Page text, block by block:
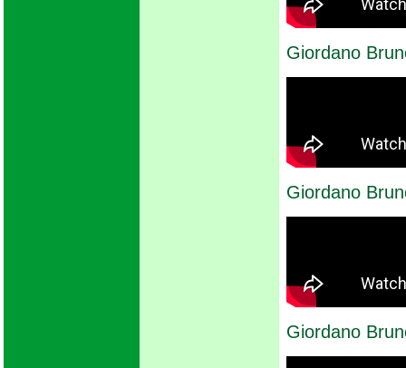
Giordano
Giordano
Giordano